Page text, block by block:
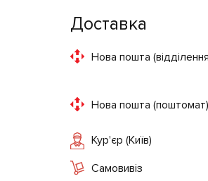
Доставка
Нова пошта
Нова пошта (поштомат)
Кур'єр (Київ)
Самовивіз